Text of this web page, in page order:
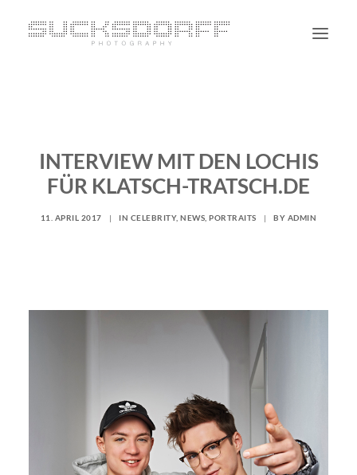
PERSONAL
BLOG
INTERVIEW MIT DEN LOCHIS
FÜR KLATSCH-TRATSCH.DE
11. APRIL 2017 | IN CELEBRITY,NEWS ,PORTRAITS | BY ADMIN